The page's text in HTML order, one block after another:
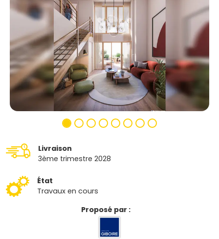
Livraison
3ème trimestre 2028
État
Travaux en cours
Proposé par :